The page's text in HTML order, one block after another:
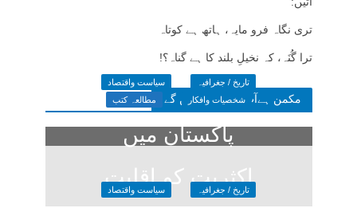
تری نگاہ فرو مایہ، ہاتھ ہے کوتاہ
ترا گُنَہ، کہ نخیلِ بلند کا ہے گناہ؟!
مکمن ہےآپ پسند فرمائیں گے
تاریخ / جغرافیہ
سیاست واقتصاد
شخصیات وافکار
مطالعہ کتب
پاکستان میں
اکثریت کو اقلیت
تاریخ / جغرافیہ سیاست واقتصاد